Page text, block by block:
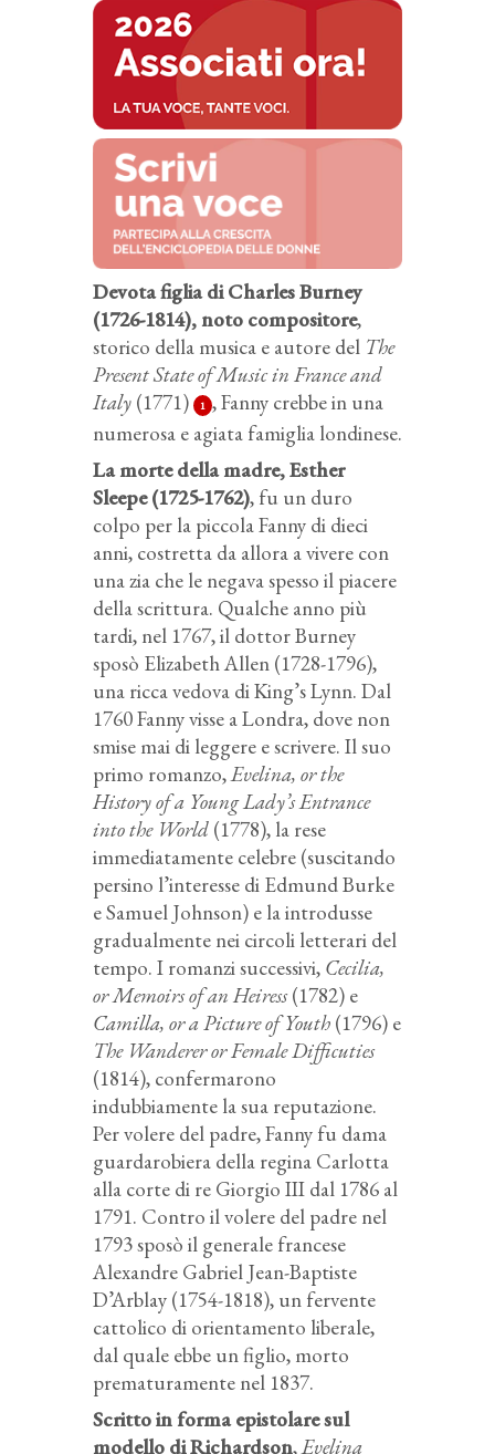
Devota figlia di Charles Burney
(1726-1814), noto compositore,
storico della musica e autore del The
Present State of Music in France and
Italy (1771) 1 , Fanny crebbe in una
numerosa e agiata famiglia londinese.
La morte della madre, Esther
Sleepe (1725-1762), fu un duro
colpo per la piccola Fanny di dieci
anni, costretta da allora a vivere con
una zia che le negava spesso il piacere
della scrittura. Qualche anno più
tardi, nel 1767, il dottor Burney
sposò Elizabeth Allen (1728-1796),
una ricca vedova di King’s Lynn. Dal
1760 Fanny visse a Londra, dove non
smise mai di leggere e scrivere. Il suo
primo romanzo,Evelina, or the
History of a Young Lady’s Entrance
into the World (1778), la rese
immediatamente celebre (suscitando
persino l’interesse di Edmund Burke
e Samuel Johnson) e la introdusse
gradualmente nei circoli letterari del
tempo. I romanzi successivi, Cecilia,
or Memoirs of an Heiress(1782) e
Camilla, or a Picture of Youth (1796) e
The Wanderer or Female Difficuties
(1814), confermarono
indubbiamente la sua reputazione.
Per volere del padre, Fanny fu dama
guardarobiera della regina Carlotta
alla corte di re Giorgio III dal 1786 al
1791. Contro il volere del padre nel
1793 sposò il generale francese
Alexandre Gabriel Jean-Baptiste
D’Arblay (1754-1818), un fervente
cattolico di orientamento liberale,
dal quale ebbe un figlio, morto
prematuramente nel 1837.
Scritto in forma epistolare sul
modello di Richardson,Evelina